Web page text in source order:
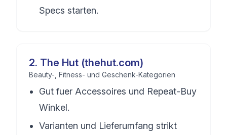
Specs starten.
2. The Hut (thehut.com)
Beauty-, Fitness- und Geschenk-Kategorien
Gut fuer Accessoires und Repeat-Buy
Winkel.
Varianten und Lieferumfang strikt